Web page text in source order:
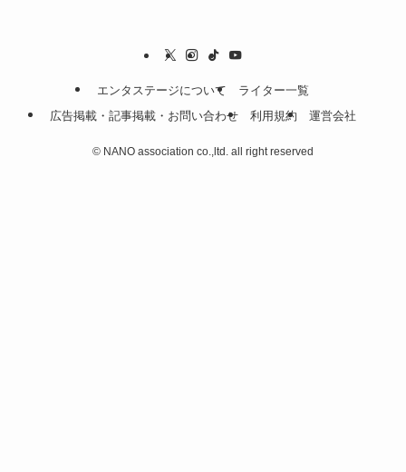
エンタステージについて
ライター一覧
広告掲載・記事掲載・お問い合わせ
利用規約 運営会社
© NANO association co.,ltd. all right reserved